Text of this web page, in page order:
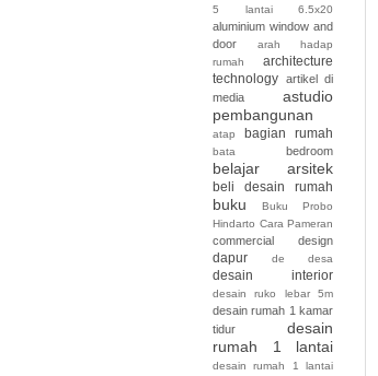
5 lantai 6.5x20
aluminium window and
door
arah hadap
rumah
architecture
technology artikel di
media
astudio
pembangunan
atap bagian rumah
bata bedroom
belajar arsitek
beli desain rumah
buku
Buku Probo
Hindarto Cara Pameran
commercial design
dapur de desa
desain interior
desain ruko lebar 5m
desain rumah 1 kamar
tidur
desain
rumah 1 lantai
desain rumah 1 lantai